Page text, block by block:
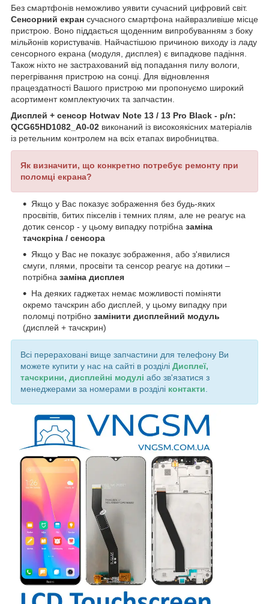
Без смартфонів неможливо уявити сучасний цифровий світ.
Сенсорний екран сучасного смартфона найвразливіше місце
пристрою. Воно піддається щоденним випробуванням з боку
мільйонів користувачів. Найчастішою причиною виходу із ладу
сенсорного екрана (модуля, дисплея) є випадкове падіння.
Також ніхто не застрахований від попадання пилу вологи,
перегрівання пристрою на сонці. Для відновлення
працездатності Вашого пристрою ми пропонуємо широкий
асортимент комплектуючих та запчастин.
Дисплей + сенсор Hotwav Note 13 / 13 Pro Black - p/n:
QCG65HD1082_A0-02 виконаний із високоякісних матеріалів
із ретельним контролем на всіх етапах виробництва.
Як визначити, що конкретно потребує ремонту при
поломці екрана?
Якщо у Вас показує зображення без будь-яких
просвітів, битих пікселів і темних плям, але не реагує на
дотик сенсор - у цьому випадку потрібна заміна
тачскріна / сенсора
Якщо у Вас не показує зображення, або з'явилися
смуги, плями, просвіти та сенсор реагує на дотики –
потрібна заміна дисплея
На деяких гаджетах немає можливості поміняти
окремо тачскрин або дисплей, у цьому випадку при
поломці потрібно замінити дисплейний модуль
(дисплей + тачскрин)
Всі перераховані вище запчастини для телефону Ви
можете купити у нас на сайті в розділі Дисплеї,
тачскрини, дисплейні модулі або зв'язатися з
менеджерами за номерами в розділі контакти